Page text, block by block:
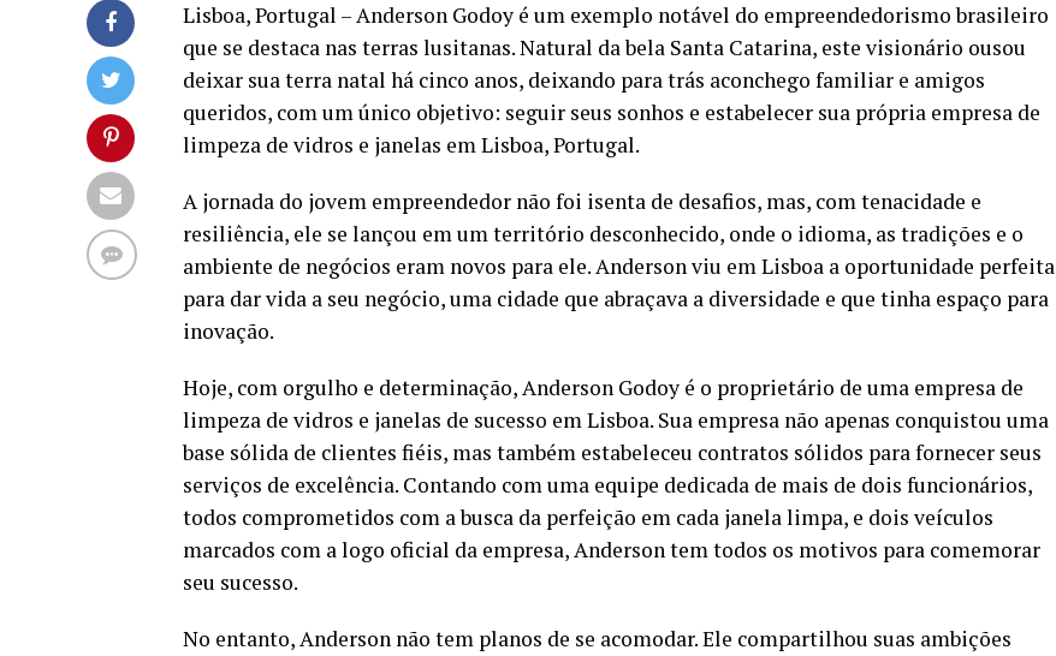
Lisboa, Portugal – Anderson Godoy é um exemplo notável do empreendedorismo brasileiro
que se destaca nas terras lusitanas. Natural da bela Santa Catarina, este visionário ousou
deixar sua terra natal há cinco anos, deixando para trás aconchego familiar e amigos
queridos, com um único objetivo: seguir seus sonhos e estabelecer sua própria empresa de
limpeza de vidros e janelas em Lisboa, Portugal.
A jornada do jovem empreendedor não foi isenta de desafios, mas, com tenacidade e
resiliência, ele se lançou em um território desconhecido, onde o idioma, as tradições e o
ambiente de negócios eram novos para ele. Anderson viu em Lisboa a oportunidade perfeita
para dar vida a seu negócio, uma cidade que abraçava a diversidade e que tinha espaço para
inovação.
Hoje, com orgulho e determinação, Anderson Godoy é o proprietário de uma empresa de
limpeza de vidros e janelas de sucesso em Lisboa. Sua empresa não apenas conquistou uma
base sólida de clientes fiéis, mas também estabeleceu contratos sólidos para fornecer seus
serviços de excelência. Contando com uma equipe dedicada de mais de dois funcionários,
todos comprometidos com a busca da perfeição em cada janela limpa, e dois veículos
marcados com a logo oficial da empresa, Anderson tem todos os motivos para comemorar
seu sucesso.
No entanto, Anderson não tem planos de se acomodar. Ele compartilhou suas ambições